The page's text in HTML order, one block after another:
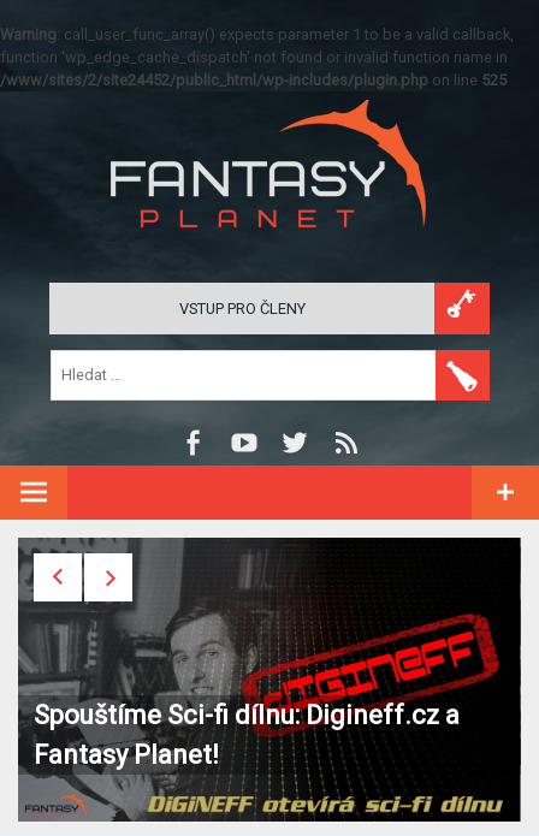
Warning: call_user_func_array() expects parameter 1 to be a valid callback,
function 'wp_edge_cache_dispatch' not found or invalid function name in
/www/sites/2/site24452/public_html/wp-includes/plugin.php on line 525
VSTUP PRO ČLENY
Spouštíme Sci-fi dílnu: Digineff.cz a
Fantasy Planet!